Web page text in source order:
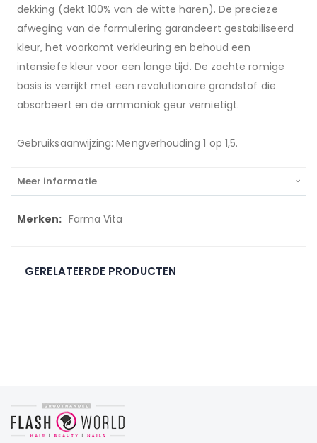
dekking (dekt 100% van de witte haren). De precieze
afweging van de formulering garandeert gestabiliseerd
kleur, het voorkomt verkleuring en behoud een
intensiefe kleur voor een lange tijd. De zachte romige
basis is verrijkt met een revolutionaire grondstof die
absorbeert en de ammoniak geur vernietigt.
Gebruiksaanwijzing: Mengverhouding 1 op 1,5.
Meer informatie
Meer
Farma Vita
GERELATEERDE PRODUCTEN